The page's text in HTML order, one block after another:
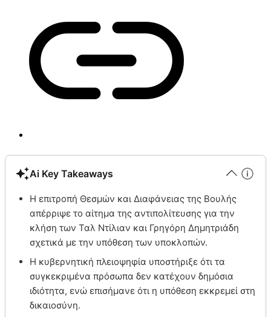
Ai Key Takeaways
Η επιτροπή Θεσμών και Διαφάνειας της Βουλής
απέρριψε το αίτημα της αντιπολίτευσης για την
κλήση των Ταλ Ντίλιαν και Γρηγόρη Δημητριάδη
σχετικά με την υπόθεση των υποκλοπών.
Η κυβερνητική πλειοψηφία υποστήριξε ότι τα
συγκεκριμένα πρόσωπα δεν κατέχουν δημόσια
ιδιότητα, ενώ επισήμανε ότι η υπόθεση εκκρεμεί στη
δικαιοσύνη.